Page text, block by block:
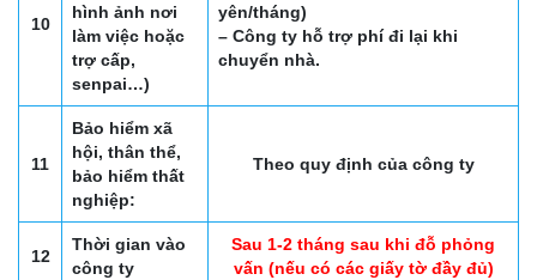
10
hình ảnh nơi
làm việc hoặc
trợ cấp,
senpai…)
yên/tháng)
– Công ty hỗ trợ phí đi lại khi
chuyển nhà.
11
Bảo hiểm xã
hội, thân thể,
bảo hiểm thất
nghiệp:
Theo quy định của công ty
12
Thời gian vào
công ty
Sau 1-2 tháng sau khi đỗ phỏng
vấn (nếu có các giấy tờ đầy đủ)